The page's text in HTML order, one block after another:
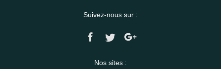
Suivez-nous sur :
Nos sites :